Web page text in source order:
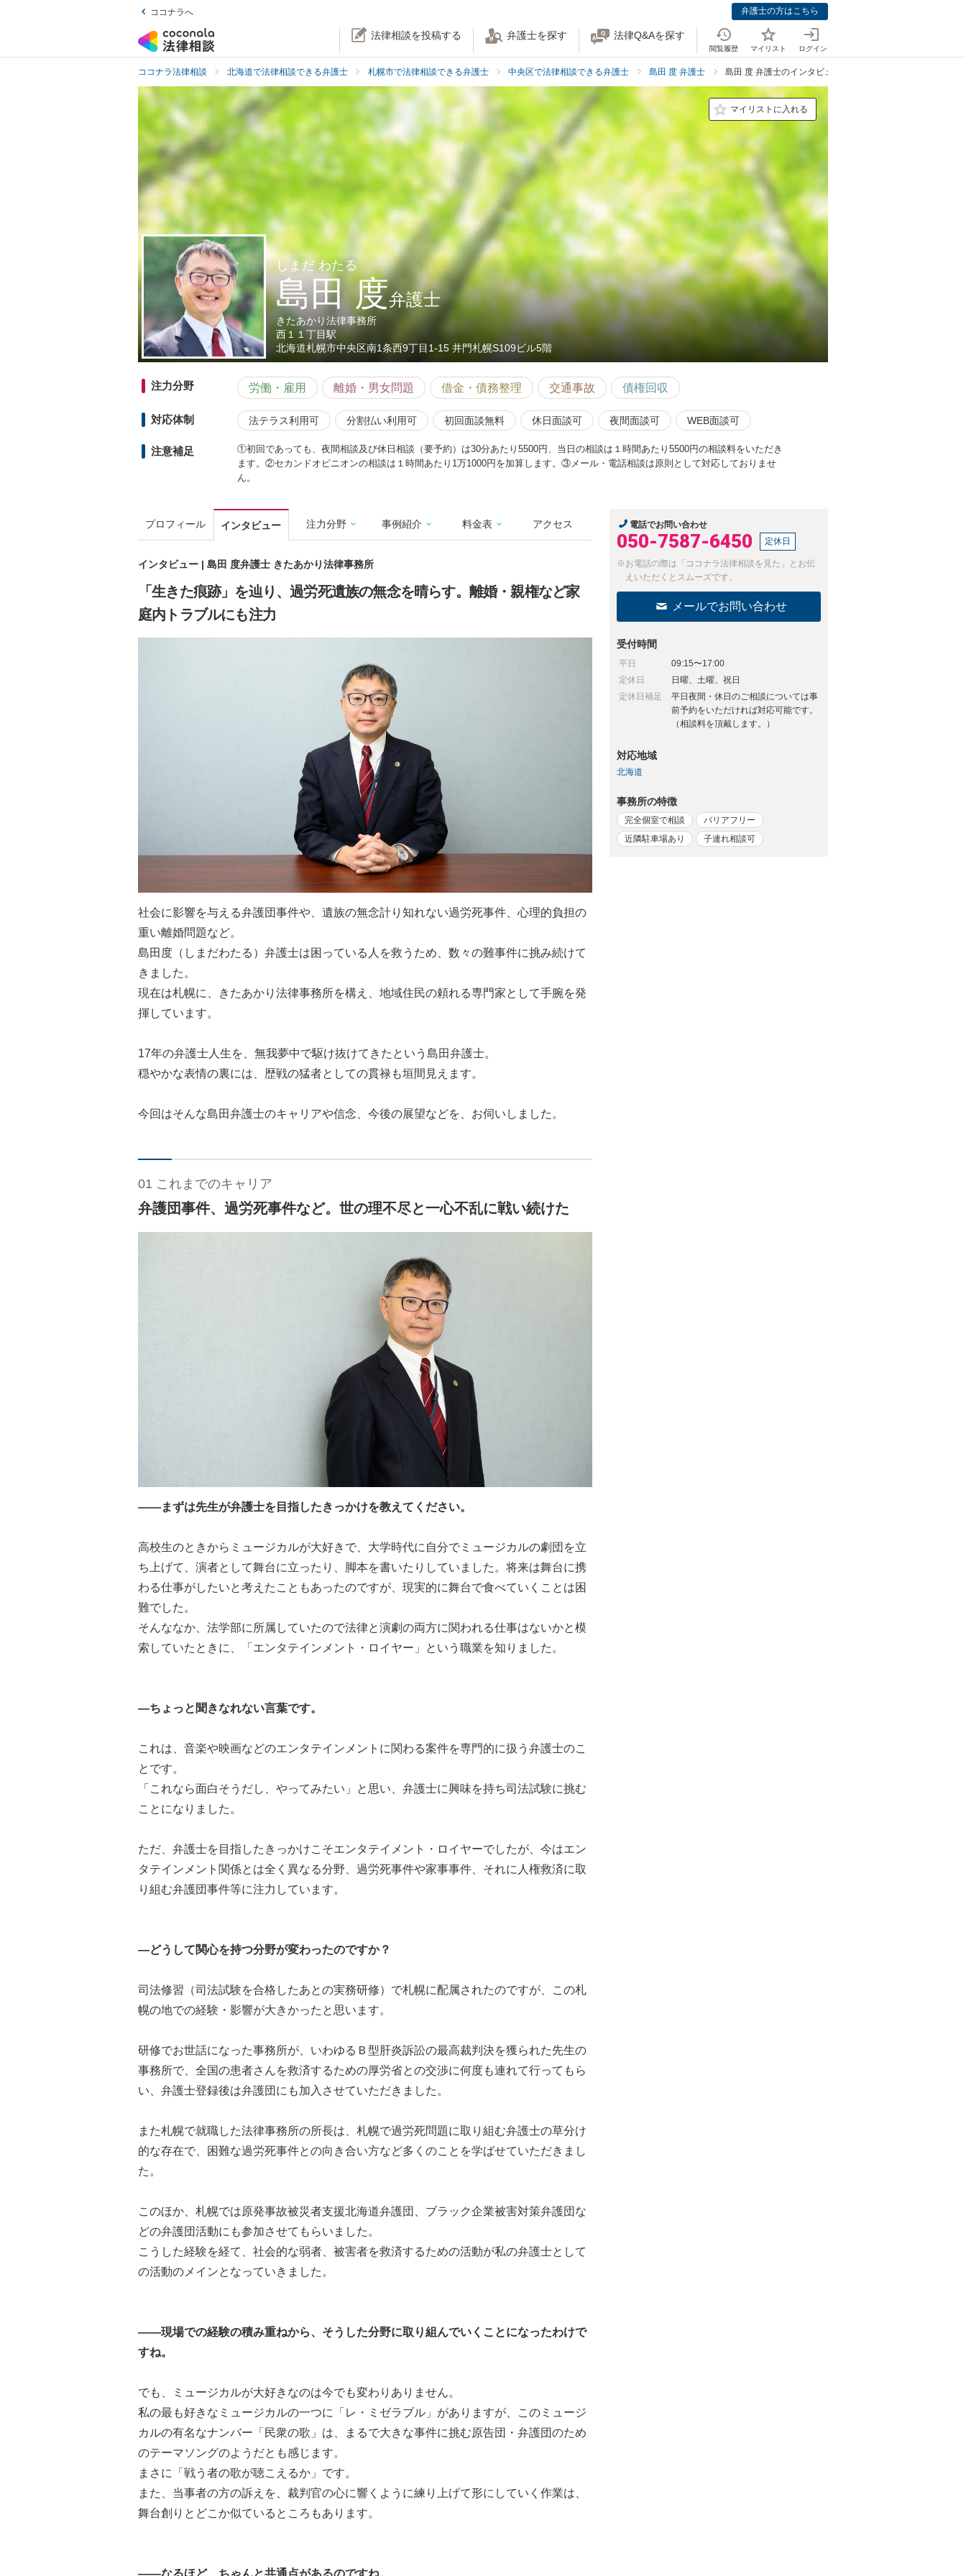
ココナラへ 弁護士の方はこちら
法律相談を投稿する 弁護士を探す 法律Q&Aを探す
閲覧履歴 マイリスト ログイン
ココナラ法律相談 北海道で法律相談できる弁護士 札幌市で法律相談できる弁護士 中央区で法律相談できる弁護士 島田 度 弁護士 島田 度 弁護士のインタビュー
マイリストに入れる
しまだ わたる
島田 度弁護士
きたあかり法律事務所
西１１丁目駅
北海道札幌市中央区南1条西9丁目1-15 井門札幌S109ビル5階
注力分野 労働・雇用 離婚・男女問題 借金・債務整理 交通事故 債権回収
対応体制 法テラス利用可 分割払い利用可 初回面談無料 休日面談可 夜間面談可 WEB面談可
注意補足
①初回であっても、夜間相談及び休日相談（要予約）は30分あたり5500円、当日の相談は１時間あたり5500円の相談料をいただき
ます。②セカンドオピニオンの相談は１時間あたり1万1000円を加算します。③メール・電話相談は原則として対応しておりませ
ん。
プロフィール インタビュー 注力分野 事例紹介 料金表 アクセス
インタビュー | 島田 度弁護士 きたあかり法律事務所
「生きた痕跡」を辿り、過労死遺族の無念を晴らす。離婚・親権など家
庭内トラブルにも注力
社会に影響を与える弁護団事件や、遺族の無念計り知れない過労死事件、心理的負担の
重い離婚問題など。
島田度（しまだわたる）弁護士は困っている人を救うため、数々の難事件に挑み続けて
きました。
現在は札幌に、きたあかり法律事務所を構え、地域住民の頼れる専門家として手腕を発
揮しています。
17年の弁護士人生を、無我夢中で駆け抜けてきたという島田弁護士。
穏やかな表情の裏には、歴戦の猛者としての貫禄も垣間見えます。
今回はそんな島田弁護士のキャリアや信念、今後の展望などを、お伺いしました。
01 これまでのキャリア
弁護団事件、過労死事件など。世の理不尽と一心不乱に戦い続けた
――まずは先生が弁護士を目指したきっかけを教えてください。
高校生のときからミュージカルが大好きで、大学時代に自分でミュージカルの劇団を立
ち上げて、演者として舞台に立ったり、脚本を書いたりしていました。将来は舞台に携
わる仕事がしたいと考えたこともあったのですが、現実的に舞台で食べていくことは困
難でした。
そんななか、法学部に所属していたので法律と演劇の両方に関われる仕事はないかと模
索していたときに、「エンタテインメント・ロイヤー」という職業を知りました。
―ちょっと聞きなれない言葉です。
これは、音楽や映画などのエンタテインメントに関わる案件を専門的に扱う弁護士のこ
とです。
「これなら面白そうだし、やってみたい」と思い、弁護士に興味を持ち司法試験に挑む
ことになりました。
ただ、弁護士を目指したきっかけこそエンタテイメント・ロイヤーでしたが、今はエン
タテインメント関係とは全く異なる分野、過労死事件や家事事件、それに人権救済に取
り組む弁護団事件等に注力しています。
―どうして関心を持つ分野が変わったのですか？
司法修習（司法試験を合格したあとの実務研修）で札幌に配属されたのですが、この札
幌の地での経験・影響が大きかったと思います。
研修でお世話になった事務所が、いわゆるＢ型肝炎訴訟の最高裁判決を獲られた先生の
事務所で、全国の患者さんを救済するための厚労省との交渉に何度も連れて行ってもら
い、弁護士登録後は弁護団にも加入させていただきました。
また札幌で就職した法律事務所の所長は、札幌で過労死問題に取り組む弁護士の草分け
的な存在で、困難な過労死事件との向き合い方など多くのことを学ばせていただきまし
た。
このほか、札幌では原発事故被災者支援北海道弁護団、ブラック企業被害対策弁護団な
どの弁護団活動にも参加させてもらいました。
こうした経験を経て、社会的な弱者、被害者を救済するための活動が私の弁護士として
の活動のメインとなっていきました。
――現場での経験の積み重ねから、そうした分野に取り組んでいくことになったわけで
すね。
でも、ミュージカルが大好きなのは今でも変わりありません。
私の最も好きなミュージカルの一つに「レ・ミゼラブル」がありますが、このミュージ
カルの有名なナンバー「民衆の歌」は、まるで大きな事件に挑む原告団・弁護団のため
のテーマソングのようだとも感じます。
まさに「戦う者の歌が聴こえるか」です。
また、当事者の方の訴えを、裁判官の心に響くように練り上げて形にしていく作業は、
舞台創りとどこか似ているところもあります。
電話でお問い合わせ
050-7587-6450 定休日
※お電話の際は「ココナラ法律相談を見た」とお伝
えいただくとスムーズです。
メールでお問い合わせ
受付時間
平日
09:15〜17:00
定休日
日曜、土曜、祝日
定休日補足
平日夜間・休日のご相談については事
前予約をいただければ対応可能です。
（相談料を頂戴します。）
対応地域
北海道
事務所の特徴
完全個室で相談
バリアフリー
近隣駐車場あり
子連れ相談可